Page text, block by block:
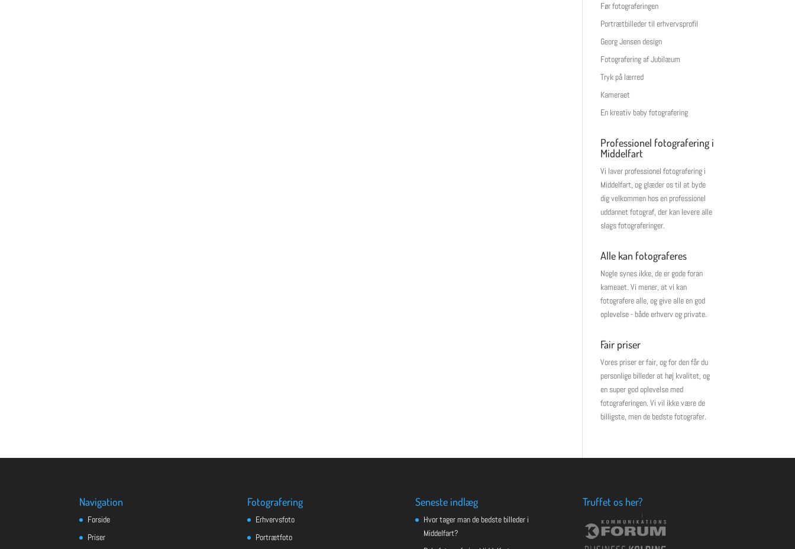
Før fotograferingen
Portrætbilleder til erhvervsprofil
Georg Jensen design
Fotografering af Jubilæum
Tryk på lærred
Kameraet
En kreativ baby fotografering
Professionel fotografering i
Middelfart
Vi laver professionel fotografering i
Middelfart, og glæder os til at byde
dig velkommen hos en professionel
uddannet fotograf, der kan levere alle
slags fotograferinger.
Alle kan fotograferes
Nogle synes ikke, de er gode foran
kameaet. Vi mener, at vi kan
fotografere alle, og give alle en god
oplevelse - både erhverv og private.
Fair priser
Vores priser er fair, og for den får du
personlige billeder at høj kvalitet, og
en super god oplevelse med
fotograferingen. Vi vil ikke være de
billigste, men de bedste fotografer.
Navigation
Forside
Priser
Fotografering
Erhvervsfoto
Portrætfoto
Seneste indlæg
Hvor tager man de bedste billeder i
Middelfart?
Truffet os her?